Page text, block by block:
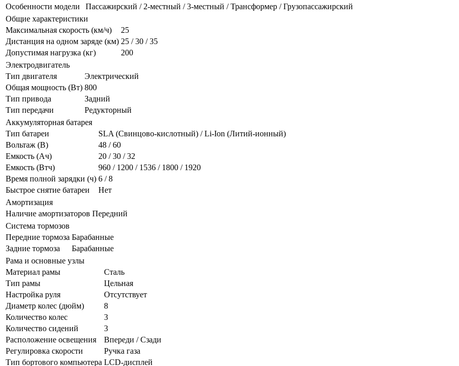
Особенности модели
Пассажирский / 2-местный / 3-местный / Трансформер / Грузопассажирский
Общие характеристики
Максимальная скорость (км/ч)
25
Дистанция на одном заряде (км) 25 / 30 / 35
Допустимая нагрузка (кг)
200
Электродвигатель
Тип двигателя
Электрический
Общая мощность (Вт) 800
Тип привода
Задний
Тип передачи
Редукторный
Аккумуляторная батарея
Тип батареи
SLA (Свинцово-кислотный) / Li-Ion (Литий-ионный)
Вольтаж (В)
48 / 60
Емкость (Ач)
20 / 30 / 32
Емкость (Втч)
960 / 1200 / 1536 / 1800 / 1920
Время полной зарядки (ч) 6 / 8
Быстрое снятие батареи
Нет
Амортизация
Наличие амортизаторов Передний
Система тормозов
Передние тормоза Барабанные
Задние тормоза
Барабанные
Рама и основные узлы
Материал рамы
Сталь
Тип рамы
Цельная
Настройка руля
Отсутствует
Диаметр колес (дюйм)
8
Количество колес
3
Количество сидений
3
Расположение освещения
Впереди / Сзади
Регулировка скорости
Ручка газа
Тип бортового компьютера LCD-дисплей